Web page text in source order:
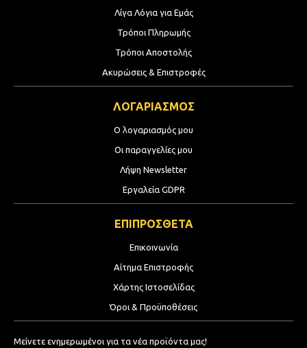
Λίγα Λόγια για Εμάς
Τρόποι Πληρωμής
Τρόποι Αποστολής
Ακυρώσεις & Επιστροφές
ΛΟΓΑΡΙΑΣΜΟΣ
Ο λογαριασμός μου
Οι παραγγελίες μου
Λήψη Newsletter
Εργαλεία GDPR
ΕΠΙΠΡΟΣΘΕΤΑ
Επικοινωνία
Αίτημα Επιστροφής
Χάρτης Ιστοσελίδας
Όροι & Προϋποθέσεις
Μείνετε ενημερωμένοι για τα νέα προϊόντα μας!